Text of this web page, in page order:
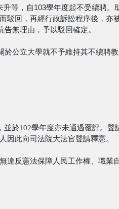
等，自103學年度起不受續聘
回，再經行政訴訟程序後，
無理由，予以駁回確定。
公立大學就不予維持其不續聘
於102學年度亦未通過覆評。
因此向司法院大法官聲請釋憲。
違反憲法保障人民工作權、職業